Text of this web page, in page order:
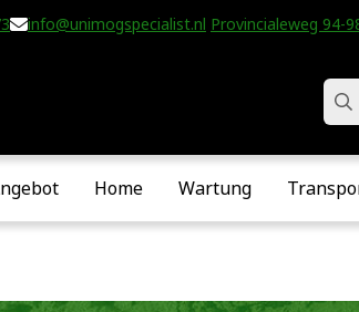
info@unimogspecialist.nl Provincialeweg 94-
Home Wartung